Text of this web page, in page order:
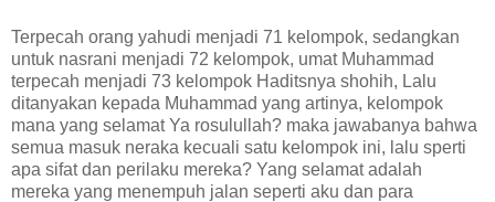
Terpecah orang yahudi menjadi 71 kelompok, sedangkan
untuk nasrani menjadi 72 kelompok, umat Muhammad
terpecah menjadi 73 kelompok Haditsnya shohih, Lalu
ditanyakan kepada Muhammad yang artinya, kelompok
mana yang selamat Ya rosulullah? maka jawabanya bahwa
semua masuk neraka kecuali satu kelompok ini, lalu sperti
apa sifat dan perilaku mereka? Yang selamat adalah
mereka yang menempuh jalan seperti aku dan para